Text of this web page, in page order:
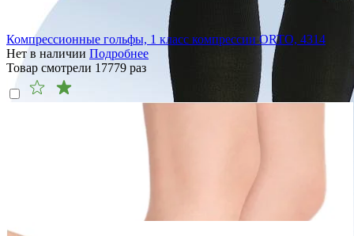
Компрессионные гольфы, 1 класс компрессии ORTO, 4314
Нет в наличии Подробнее
Товар смотрели 17779 раз